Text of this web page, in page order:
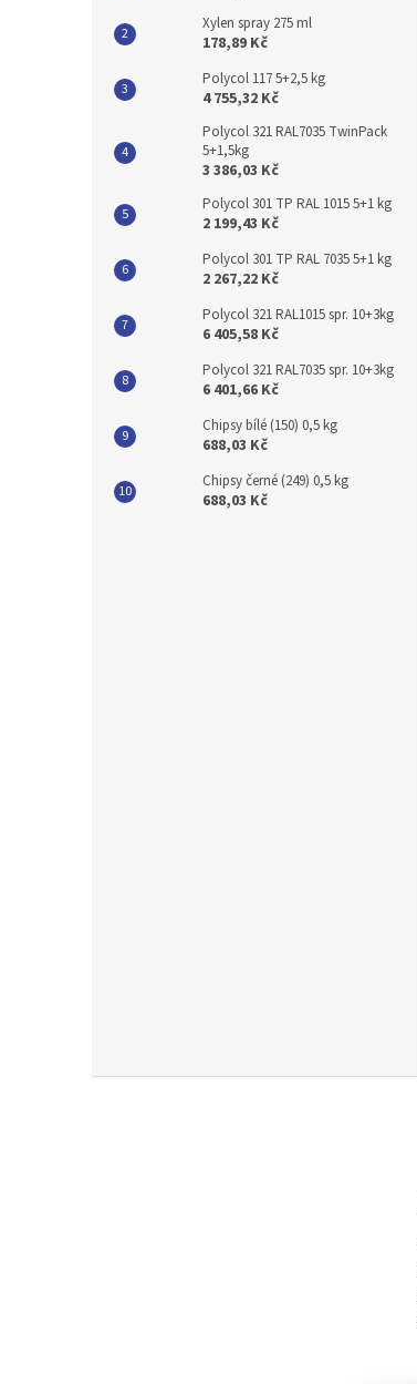
Xylen spray 275 ml
178,89 Kč
Polycol 117 5+2,5 kg
4 755,32 Kč
Polycol 321 RAL7035 TwinPack
5+1,5kg
3 386,03 Kč
Polycol 301 TP RAL 1015 5+1 kg
2 199,43 Kč
Polycol 301 TP RAL 7035 5+1 kg
2 267,22 Kč
Polycol 321 RAL1015 spr. 10+3kg
6 405,58 Kč
Polycol 321 RAL7035 spr. 10+3kg
6 401,66 Kč
Chipsy bílé (150) 0,5 kg
688,03 Kč
Chipsy černé (249) 0,5 kg
688,03 Kč